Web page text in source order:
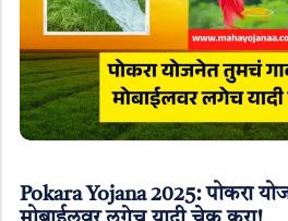
Pokara Yojana 2025: पोकरा